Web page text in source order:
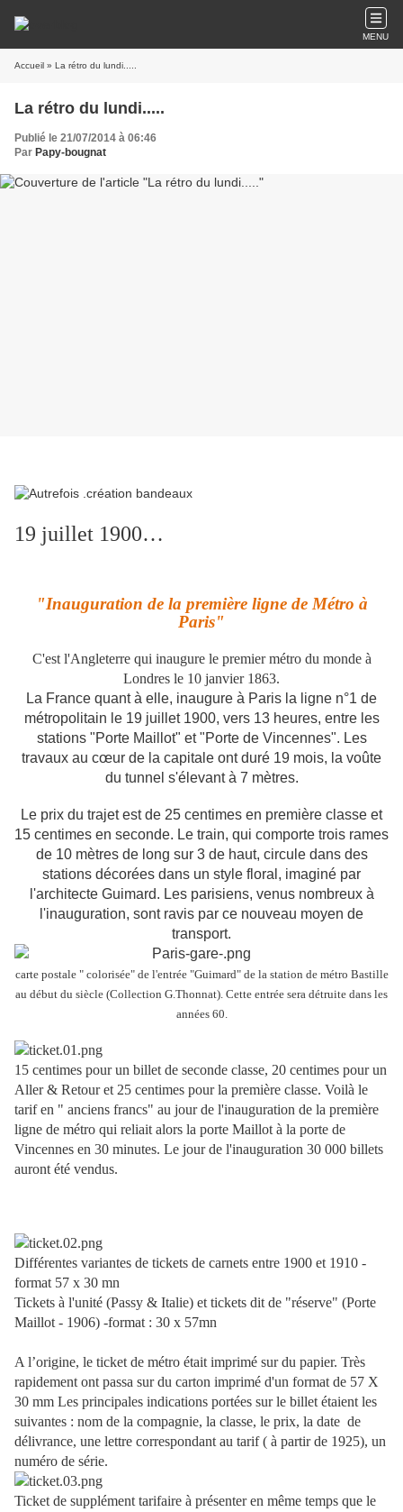
MENU
Accueil » La rétro du lundi.....
La rétro du lundi.....
Publié le 21/07/2014 à 06:46
Par Papy-bougnat
19 juillet 1900…
"Inauguration de la première ligne de Métro à
Paris"
C'est l'Angleterre qui inaugure le premier métro du monde à
Londres le 10 janvier 1863.
La France quant à elle, inaugure à Paris la ligne n°1 de
métropolitain le 19 juillet 1900, vers 13 heures, entre les
stations "Porte Maillot" et "Porte de Vincennes". Les
travaux au cœur de la capitale ont duré 19 mois, la voûte
du tunnel s'élevant à 7 mètres.
Le prix du trajet est de 25 centimes en première classe et
15 centimes en seconde. Le train, qui comporte trois rames
de 10 mètres de long sur 3 de haut, circule dans des
stations décorées dans un style floral, imaginé par
l'architecte Guimard. Les parisiens, venus nombreux à
l'inauguration, sont ravis par ce nouveau moyen de
transport.
carte postale " colorisée" de l'entrée "Guimard" de la station de métro Bastille
au début du siècle (Collection G.Thonnat). Cette entrée sera détruite dans les
années 60.
15 centimes pour un billet de seconde classe, 20 centimes pour un
Aller & Retour et 25 centimes pour la première classe. Voilà le
tarif en " anciens francs" au jour de l'inauguration de la première
ligne de métro qui reliait alors la porte Maillot à la porte de
Vincennes en 30 minutes. Le jour de l'inauguration 30 000 billets
auront été vendus.
Différentes variantes de tickets de carnets entre 1900 et 1910 -
format 57 x 30 mn
Tickets à l'unité (Passy & Italie) et tickets dit de "réserve" (Porte
Maillot - 1906) -format : 30 x 57mn
A l’origine, le ticket de métro était imprimé sur du papier. Très
rapidement ont passa sur du carton imprimé d'un format de 57 X
30 mm Les principales indications portées sur le billet étaient les
suivantes : nom de la compagnie, la classe, le prix, la date de
délivrance, une lettre correspondant au tarif ( à partir de 1925), un
numéro de série.
Ticket de supplément tarifaire à présenter en même temps que le